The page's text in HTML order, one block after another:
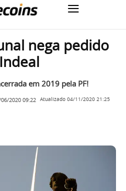
nega pedido
em 2019 pela PF!
2020 09:22 Atualizado 04/11/2020 21:25